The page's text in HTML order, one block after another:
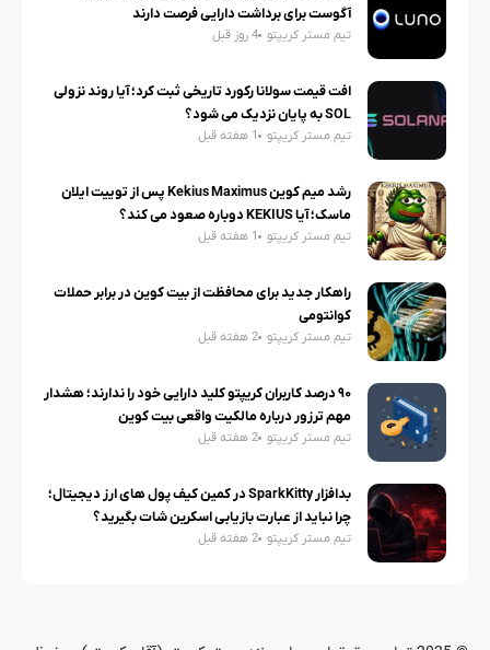
آگوست برای برداشت دارایی فرصت دارند
تیم مستر کریپتو 4 روز قبل
افت قیمت سولانا رکورد تاریخی ثبت کرد؛ آیا روند نزولی
SOL به پایان نزدیک می شود؟
تیم مستر کریپتو 1 هفته قبل
رشد میم کوین Kekius Maximus پس از توییت ایلان
ماسک؛ آیا KEKIUS دوباره صعود می کند؟
تیم مستر کریپتو 1 هفته قبل
راهکار جدید برای محافظت از بیت کوین در برابر حملات
کوانتومی
تیم مستر کریپتو 2 هفته قبل
۹۰ درصد کاربران کریپتو کلید دارایی خود را ندارند؛ هشدار
مهم ترزور درباره مالکیت واقعی بیت کوین
تیم مستر کریپتو 2 هفته قبل
بدافزار SparkKitty در کمین کیف پول های ارز دیجیتال؛
چرا نباید از عبارت بازیابی اسکرین شات بگیرید؟
تیم مستر کریپتو 2 هفته قبل